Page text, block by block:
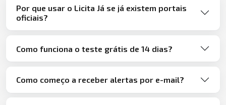
Por que usar o Licita Já se já existem portais
oficiais?
Como funciona o teste grátis de 14 dias?
Como começo a receber alertas por e-mail?